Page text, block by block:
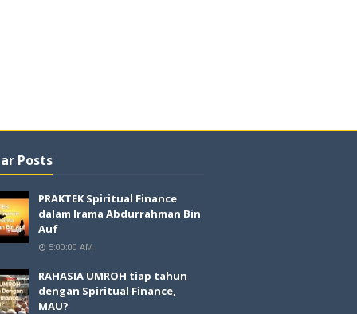
Posts
PRAKTEK Spiritual Finance
dalam Irama Abdurrahman Bin
Auf
5:00:00 AM
RAHASIA UMROH tiap tahun
dengan Spiritual Finance,
MAU?